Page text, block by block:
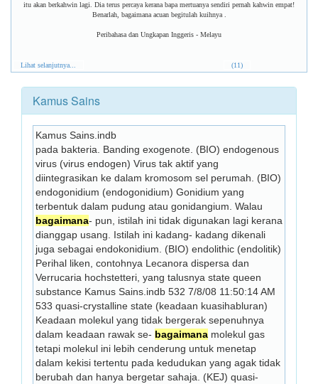
itu akan berkahwin lagi. Dia terus percaya kerana bapa mertuanya sendiri pernah kahwin empat!
Benarlah, bagaimana acuan begitulah kuihnya .
Peribahasa dan Ungkapan Inggeris - Melayu
Lihat selanjutnya... (11)
Kamus Sains
Kamus Sains.indb
pada bakteria. Banding exogenote. (BIO) endogenous
virus (virus endogen) Virus tak aktif yang
diintegrasikan ke dalam kromosom sel perumah. (BIO)
endogonidium (endogonidium) Gonidium yang
bagaimana- pun, istilah ini tidak digunakan lagi kerana
dianggap usang. Istilah ini kadang- kadang dikenali
juga sebagai endokonidium. (BIO) endolithic (endolitik)
Perihal liken, contohnya Lecanora dispersa dan
Verrucaria hochstetteri, yang talusnya state queen
substance Kamus Sains.indb 532 7/8/08 11:50:14 AM
533 quasi-crystalline state (keadaan kuasihabluran)
Keadaan molekul yang tidak bergerak sepenuhnya
dalam keadaan rawak se- bagaimana molekul gas
tetapi molekul ini lebih cenderung untuk menetap
dalam kekisi tertentu pada kedudukan yang agak tidak
berubah dan hanya bergetar sahaja. (KEJ) quasi-